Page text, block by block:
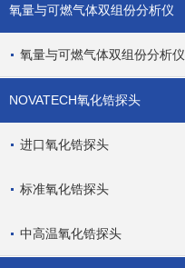
氧量与可燃气体双组份分析仪
氧量与可燃气体双组份分析仪
NOVATECH氧化锆探头
进口氧化锆探头
标准氧化锆探头
中高温氧化锆探头